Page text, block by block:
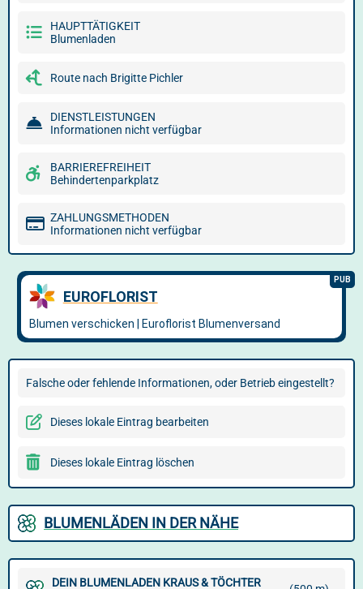
HAUPTTÄTIGKEIT
Blumenladen
Route nach Brigitte Pichler
DIENSTLEISTUNGEN
Informationen nicht verfügbar
BARRIEREFREIHEIT
Behindertenparkplatz
ZAHLUNGSMETHODEN
Informationen nicht verfügbar
Falsche oder fehlende Informationen, oder Betrieb eingestellt?
Dieses lokale Eintrag bearbeiten
Dieses lokale Eintrag löschen
BLUMENLÄDEN IN DER NÄHE
DEIN BLUMENLADEN KRAUS & TÖCHTER